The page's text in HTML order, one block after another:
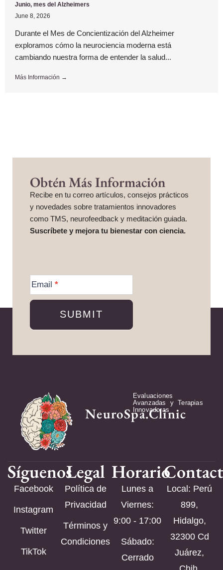
Junio, mes del Alzheimers
June 8, 2026
Durante el Mes de Concientización del Alzheimer
exploramos cómo la neurociencia moderna está
cambiando nuestra forma de entender la salud...
Más Información →
Obtén Más Información
Recibe en tu correo artículos, consejos prácticos
y novedades sobre tratamientos innovadores
como TMS, neurofeedback y meditación guiada.
Suscríbete y mejora tu bienestar con ciencia.
Information
Email *
SUBMIT
NeuroSpa.Clinic
Evaluaciones
Avanzadas y Terapias
Innovadoras
Síguenos
Facebook
Instagram
Twitter
TikTok
Legal
Política de
Privacidad
Términos y
Condiciones
Horario
Lunes a
Viernes:
9:00 - 17:00
Sábado:
Cerrado
Local: Perú
899,
Hidalgo,
32300 Cd
Juárez,